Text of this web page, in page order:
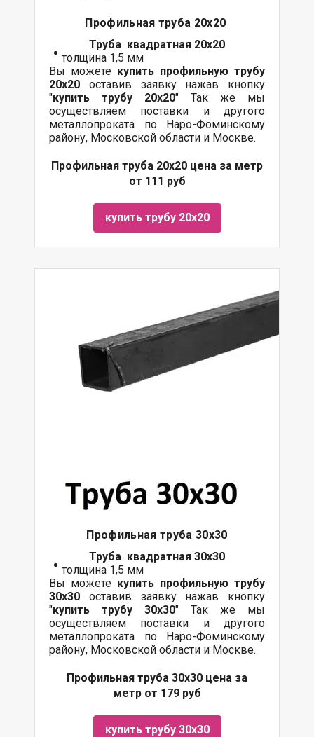
Профильная труба 20х20
Труба квадратная 20х20
толщина 1,5 мм
Вы можете купить профильную трубу
20х20 оставив заявку нажав кнопку
"купить трубу 20х20" Так же мы
осуществляем поставки и другого
металлопроката по Наро-Фоминскому
району, Московской области и Москве.
Профильная труба 20х20 цена за метр
от 111 руб
купить трубу 20х20
Профильная труба 30х30
Труба квадратная 30х30
толщина 1,5 мм
Вы можете купить профильную трубу
30х30 оставив заявку нажав кнопку
"купить трубу 30х30" Так же мы
осуществляем поставки и другого
металлопроката по Наро-Фоминскому
району, Московской области и Москве.
Профильная труба 30х30 цена за
метр от 179 руб
купить трубу 30х30